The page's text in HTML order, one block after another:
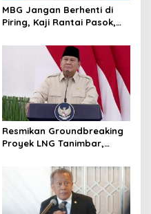
MBG Jangan Berhenti di
Piring, Kaji Rantai Pasok,
Ekonomi Lokal
Resmikan Groundbreaking
Proyek LNG Tanimbar,
Nantikan 28 Tahun